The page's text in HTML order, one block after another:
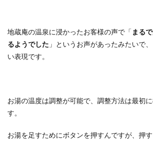
地蔵庵の温泉に浸かったお客様の声で「 まる
るようでした 」というお声があったみたいで
い表現です。
お湯の温度は調整が可能で、調整方法は最初
す。
お湯を足すためにボタンを押すんですが、押